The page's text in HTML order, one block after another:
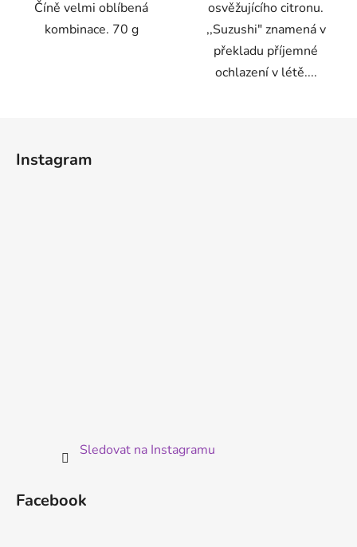
Číně velmi oblíbená
kombinace. 70 g
osvěžujícího citronu.
,,Suzushi" znamená v
překladu příjemné
ochlazení v létě....
Instagram
Sledovat na Instagramu
Facebook